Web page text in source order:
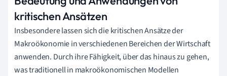
kritischen Ansätzen
Insbesondere lassen sich die kritischen Ansätze der
Makroökonomie in verschiedenen Bereichen der Wirtschaft
anwenden. Durch ihre Fähigkeit, über das hinaus zu gehen,
was traditionell in makroökonomischen Modellen